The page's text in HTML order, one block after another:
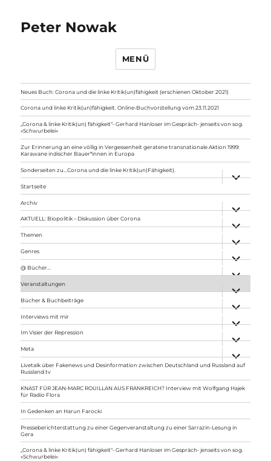
Peter Nowak
MENÜ
Neues Buch: Corona und die linke Kritik(un)fähigkeit (erschienen Oktober 2021)
Corona und linke Kritik(un)fähigkeit. Online-Buchvorstellung vom 23.11.2021
„Corona & linke Kritik(un) fähigkeit“- Gerhard Hanloser im Gespräch- jenseits von sog.
»Schwurbelei«
Zur Erinnerung an eine völlig in Vergessenheit geratene transnationale Aktion 1999:
Karawane indischer Bauer*innen in Europa
Sonderseiten zu…Corona und die linke Kritik(un)Fähigkeit).
anzeigen
Startseite
Archiv
anzeigen
AKTUELL: Biopolitik – Diskussion über Corona
anzeigen
Themen
anzeigen
Genres
anzeigen
@ Bücher…
Veranstaltungen
anzeigen
Bücher & Buchbeiträge
anzeigen
Interviews mit mir
anzeigen
Im Visier der Repression
anzeigen
Meta
anzeigen
Livetalk über Fakenews und Desinformation zwischen Deutschland und Russland auf
Russland.tv
KNAST FÜR JEAN-MARC ROUILLAN AUS FRANKREICH? Interview mit Wolfgang Hajek
für Radio Flora
In Gedenken an Harun Farocki
Presseberichterstattung zu einer Gegenveranstaltung zu einer Sarrazin-Lesung in
Gera
„Corona & linke Kritik(un) fähigkeit“- Gerhard Hanloser im Gespräch- jenseits von sog.
»Schwurbelei«